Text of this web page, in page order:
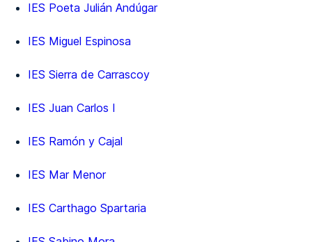
IES Poeta Julián Andúgar
IES Miguel Espinosa
IES Sierra de Carrascoy
IES Juan Carlos I
IES Ramón y Cajal
IES Mar Menor
IES Carthago Spartaria